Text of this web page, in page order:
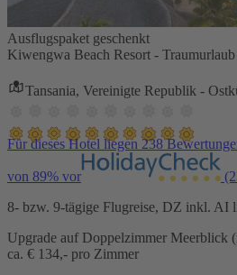
Ausflugspaket geschenkt
Kiwengwa Beach Resort -
Tansania, Vereinigte Republik -
Für dieses Hotel liegen 238
von 89% vor
8- bzw. 9-tägige Flugreise, DZ inkl. AI
Upgrade auf Doppelzimmer Meerblick
ca. € 134,- pro Zimmer